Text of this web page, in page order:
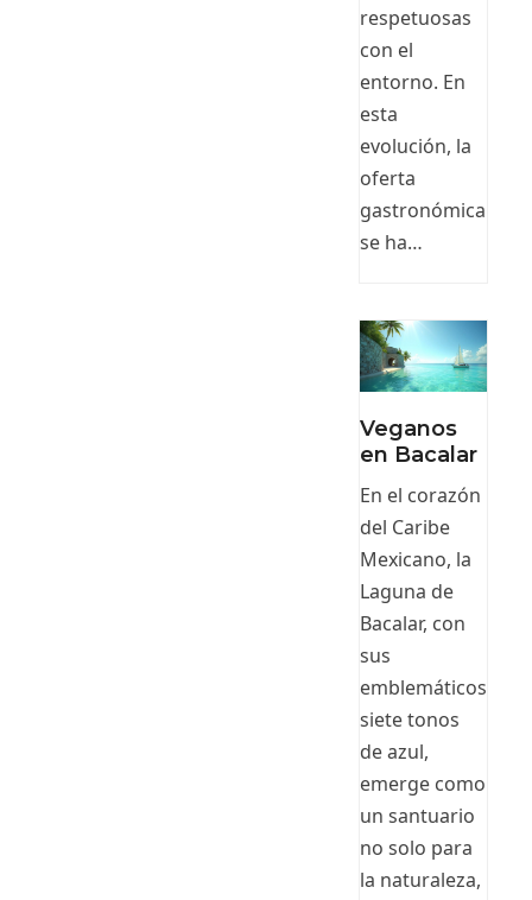
respetuosas
con el
entorno. En
esta
evolución, la
oferta
gastronómica
se ha…
Veganos
en Bacalar
En el corazón
del Caribe
Mexicano, la
Laguna de
Bacalar, con
sus
emblemáticos
siete tonos
de azul,
emerge como
un santuario
no solo para
la naturaleza,